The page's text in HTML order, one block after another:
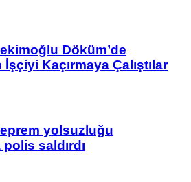
Döküm’de
Kaçırmaya Çalıştılar
yolsuzluğu
saldırdı